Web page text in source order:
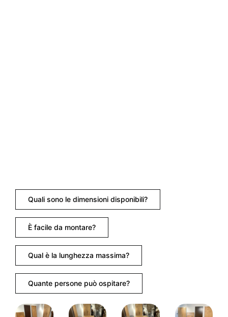
Quali sono le dimensioni disponibili?
È facile da montare?
Qual è la lunghezza massima?
Quante persone può ospitare?